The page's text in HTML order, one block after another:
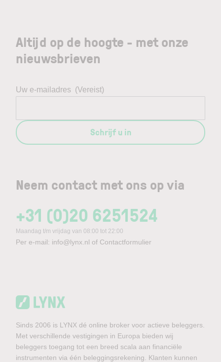
Neem contact met ons op via
+31 (0)20 6251524
Maandag t/m vrijdag van 08:00 tot 22:00
Per e-mail: info@lynx.nl of Contactformulier
Altijd op de hoogte - met onze
nieuwsbrieven
Uw e-mailadres (Vereist)
Schrijf u in
Sinds 2006 is LYNX dé online broker voor actieve beleggers.
Met verschillende vestigingen in Europa bieden wij
beleggers toegang tot een breed scala aan financiële
instrumenten via één beleggingsrekening. Klanten kunnen